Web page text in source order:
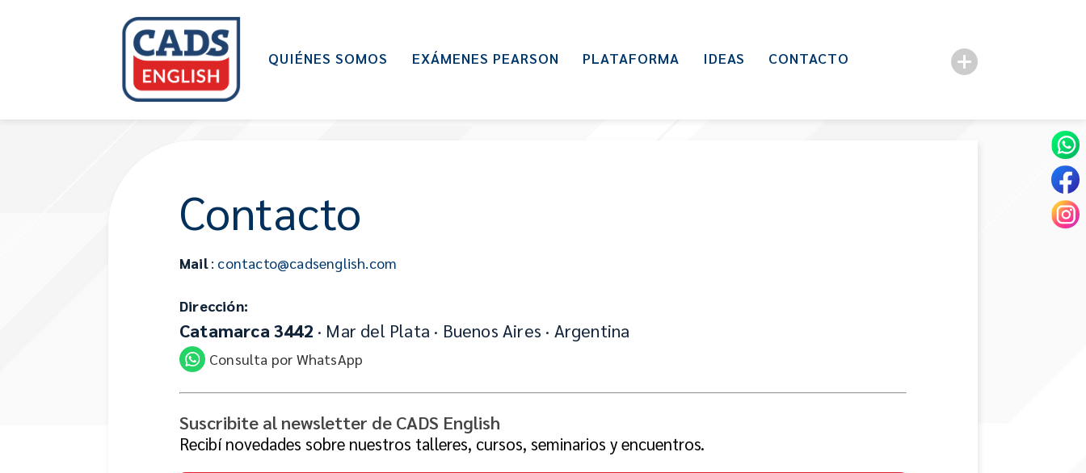
QUIÉNES SOMOS EXÁMENES PEARSON PLATAFORMA IDEAS CONTACTO
Contacto
Mail: contacto@cadsenglish.com
Dirección:
Catamarca 3442 · Mar del Plata · Buenos Aires · Argentina
Consulta por WhatsApp
Suscribite al newsletter de CADS English
Recibí novedades sobre nuestros talleres, cursos, seminarios y encuentros.